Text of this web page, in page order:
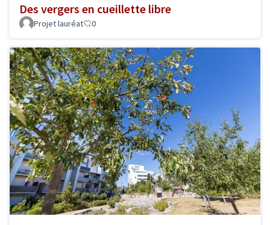
Des vergers en cueillette libre
Projet lauréat 0